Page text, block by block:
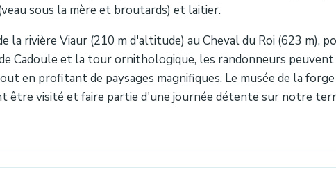
sous la mère et broutards) et laitier.
la rivière Viaur (210 m d'altitude) au Cheval du Roi (623 m),
Cadoule et la tour ornithologique, les randonneurs peuvent
en profitant de paysages magnifiques. Le musée de la
être visité et faire partie d'une journée détente sur notre